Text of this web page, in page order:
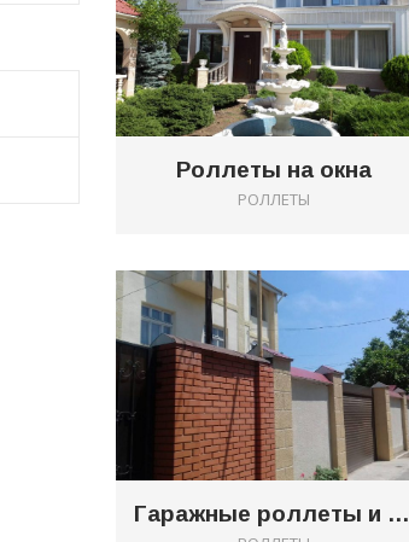
Роллеты на окна
РОЛЛЕТЫ
Гаражные роллеты и въездная